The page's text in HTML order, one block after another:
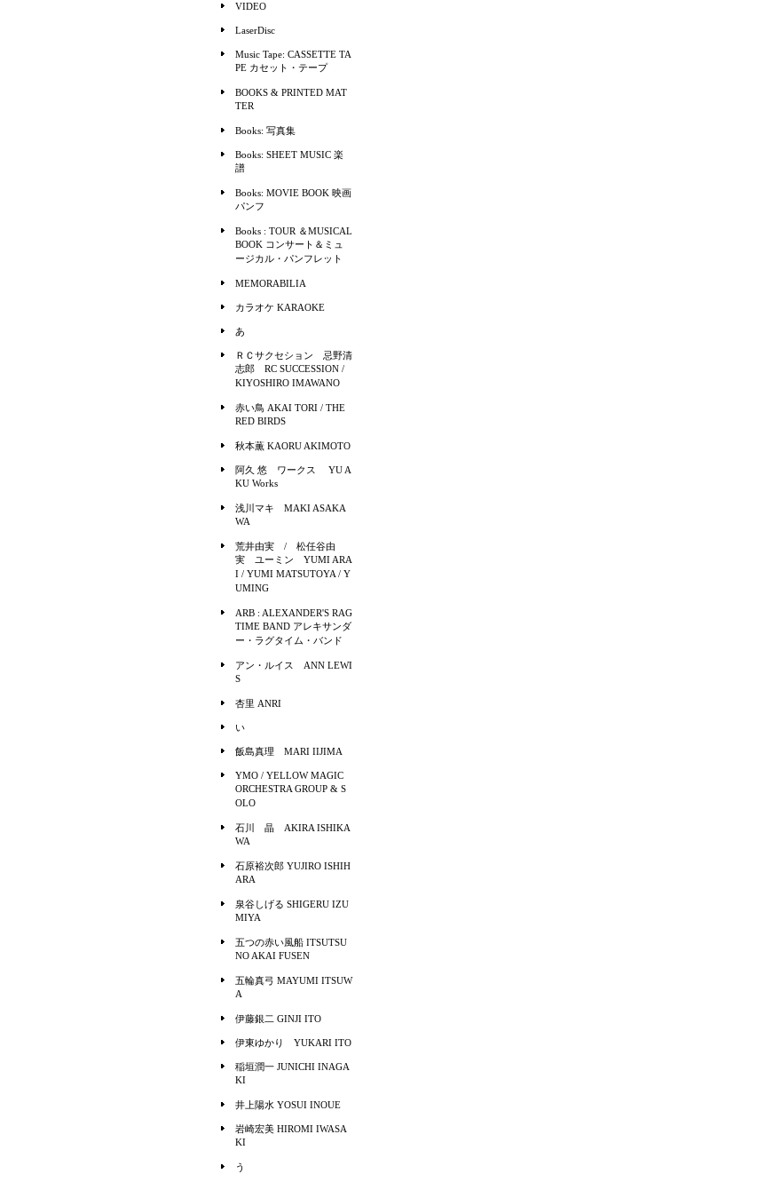
VIDEO
LaserDisc
Music Tape: CASSETTE TA
PE カセット・テープ
BOOKS & PRINTED MAT
TER
Books: 写真集
Books: SHEET MUSIC 楽
譜
Books: MOVIE BOOK 映画
パンフ
Books : TOUR ＆MUSICAL
BOOK コンサート＆ミュ
ージカル・パンフレット
MEMORABILIA
カラオケ KARAOKE
あ
ＲＣサクセション 忌野清
志郎 RC SUCCESSION /
KIYOSHIRO IMAWANO
赤い鳥 AKAI TORI / THE
RED BIRDS
秋本薫 KAORU AKIMOTO
阿久 悠 ワークス YU A
KU Works
浅川マキ MAKI ASAKA
WA
荒井由実 / 松任谷由
実 ユーミン YUMI ARA
I / YUMI MATSUTOYA / Y
UMING
ARB : ALEXANDER'S RAG
TIME BAND アレキサンダ
ー・ラグタイム・バンド
アン・ルイス ANN LEWI
S
杏里 ANRI
い
飯島真理 MARI IIJIMA
YMO / YELLOW MAGIC
ORCHESTRA GROUP & S
OLO
石川 晶 AKIRA ISHIKA
WA
石原裕次郎 YUJIRO ISHIH
ARA
泉谷しげる SHIGERU IZU
MIYA
五つの赤い風船 ITSUTSU
NO AKAI FUSEN
五輪真弓 MAYUMI ITSUW
A
伊藤銀二 GINJI ITO
伊東ゆかり YUKARI ITO
稲垣潤一 JUNICHI INAGA
KI
井上陽水 YOSUI INOUE
岩崎宏美 HIROMI IWASA
KI
う